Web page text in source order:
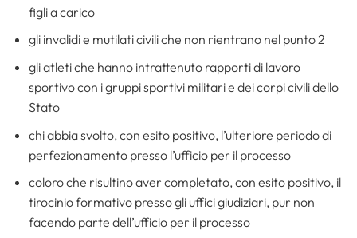
figli a carico
gli invalidi e mutilati civili che non rientrano nel punto 2
gli atleti che hanno intrattenuto rapporti di lavoro
sportivo con i gruppi sportivi militari e dei corpi civili dello
Stato
chi abbia svolto, con esito positivo, l’ulteriore periodo di
perfezionamento presso l’ufficio per il processo
coloro che risultino aver completato, con esito positivo, il
tirocinio formativo presso gli uffici giudiziari, pur non
facendo parte dell’ufficio per il processo